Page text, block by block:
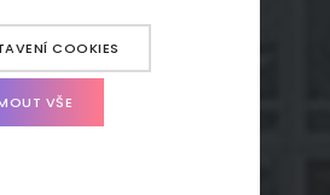
COOKIES
VŠE